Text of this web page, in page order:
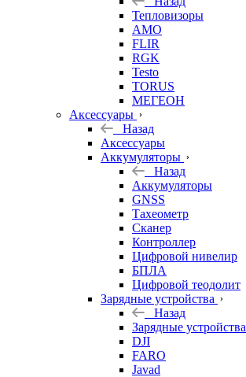
Тепловизоры
AMO
FLIR
RGK
Testo
TORUS
МЕГЕОН
Аксессуары
Назад
Аксессуары
Аккумуляторы
Назад
Аккумуляторы
GNSS
Тахеометр
Сканер
Контроллер
Цифровой нивелир
БПЛА
Цифровой теодолит
Зарядные устройства
Назад
Зарядные устройства
DJI
FARO
Javad